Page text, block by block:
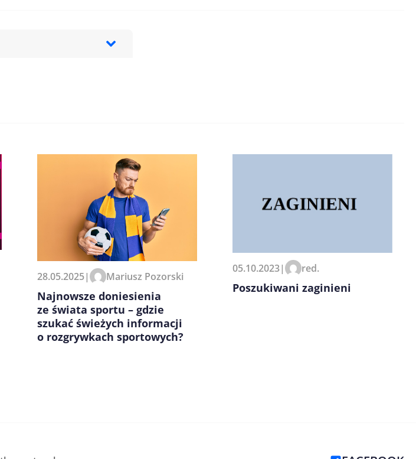
28.05.2025| Mariusz Pozorski
Najnowsze doniesienia
ze świata sportu – gdzie
szukać świeżych informacji
o rozgrywkach sportowych?
05.10.2023| red.
Poszukiwani zaginieni